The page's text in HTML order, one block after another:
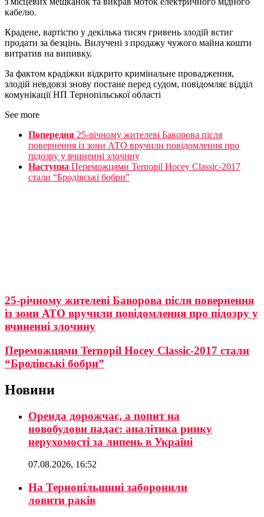
кабелю.
Крадене, вартістю у декілька тисяч гривень злодій встиг
продати за безцінь. Вилучені з продажу чужого майна кошти
витратив на випивку.
За фактом крадіжки відкрито кримінальне провадження,
злодій невдовзі знову постане перед судом, повідомляє відділ
комунікації НП Тернопільської області
See more
Попередня 25-річному жителеві Баворова після
повернення із зони АТО вручили повідомлення про
підозру у вчиненні злочину
Наступна Переможцями Ternopil Hocey Classic-2017
стали “Бродівські бобри”
25-річному жителеві Баворова після повернення
із зони АТО вручили повідомлення про підозру у
вчиненні злочину
Переможцями Ternopil Hocey Classic-2017 стали
“Бродівські бобри”
Новини
Оренда дорожчає, а попит на
новобудови падає: аналітика ринку
нерухомості за липень в Україні
07.08.2026, 16:52
На Тернопільщині заборонили
ловити раків